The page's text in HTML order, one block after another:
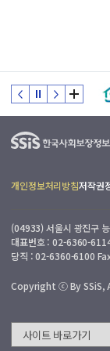
개인정보처리방침저작권
(04933) 서울시 광진구
대표번호 : 02-6360-
당직 : 02-6360-6100
Copyright ⓒ By SSiS,